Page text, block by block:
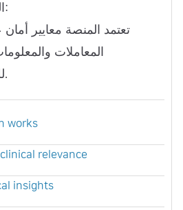
القسم الرابع:
تعتمد المنصة معايير أمان
المعاملات
للمستخدمين.
works
relevance
insights